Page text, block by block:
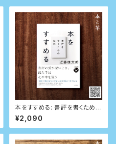
本をすすめる: 書評を書くための
技術
¥2,090